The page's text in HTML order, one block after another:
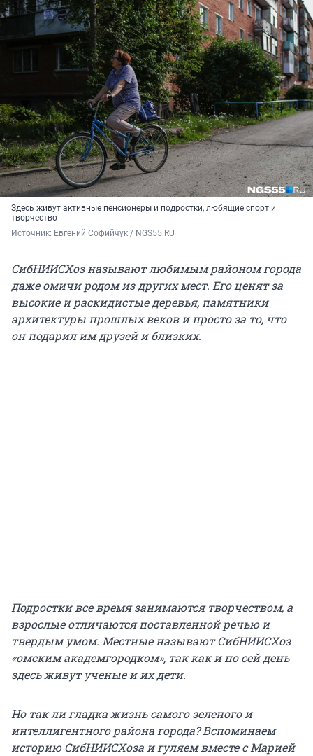
Здесь живут активные пенсионеры и подростки, любящие спорт и
творчество
Источник: Евгений Софийчук / NGS55.RU
СибНИИСХоз называют любимым районом города
даже омичи родом из других мест. Его ценят за
высокие и раскидистые деревья, памятники
архитектуры прошлых веков и просто за то, что
он подарил им друзей и близких.
Подростки все время занимаются творчеством, а
взрослые отличаются поставленной речью и
твердым умом. Местные называют СибНИИСХоз
«омским академгородком», так как и по сей день
здесь живут ученые и их дети.
Но так ли гладка жизнь самого зеленого и
интеллигентного района города? Вспоминаем
историю СибНИИСХоза и гуляем вместе с Марией